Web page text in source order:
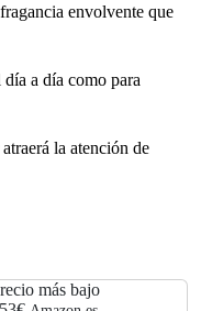
envolvente que
a día como para
la atención de
más bajo